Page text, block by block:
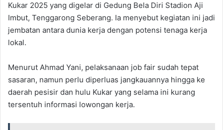
Kukar 2025 yang digelar di Gedung Bela Diri Stadion Aji
Imbut, Tenggarong Seberang. Ia menyebut kegiatan ini jadi
jembatan antara dunia kerja dengan potensi tenaga kerja
lokal.
Menurut Ahmad Yani, pelaksanaan job fair sudah tepat
sasaran, namun perlu diperluas jangkauannya hingga ke
daerah pesisir dan hulu Kukar yang selama ini kurang
tersentuh informasi lowongan kerja.